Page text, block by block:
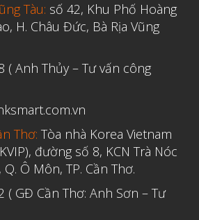
Tháng Tư 2020
Tháng Ba 2020
Tháng Một 2020
Tháng Mười Một 2019
Tháng Mười 2019
Tháng Chín 2019
Tháng Tám 2019
Tàu: số 42, Khu Phố Hoàng
H. Châu Đức, Bà Rịa Vũng
( Anh Thủy – Tư vấn công
Thơ: Tòa nhà Korea Vietnam
đường số 8, KCN Trà Nóc
Ô Môn, TP. Cần Thơ.
( GĐ Cần Thơ: Anh Sơn – Tư